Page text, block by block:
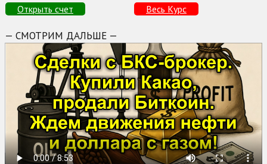
Открыть счет Весь Курс
— СМОТРИМ ДАЛЬШЕ —